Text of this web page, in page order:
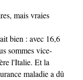
mais vraies
bien : avec 16,6
sommes vice-
l'Italie. Et la
maladie a dû